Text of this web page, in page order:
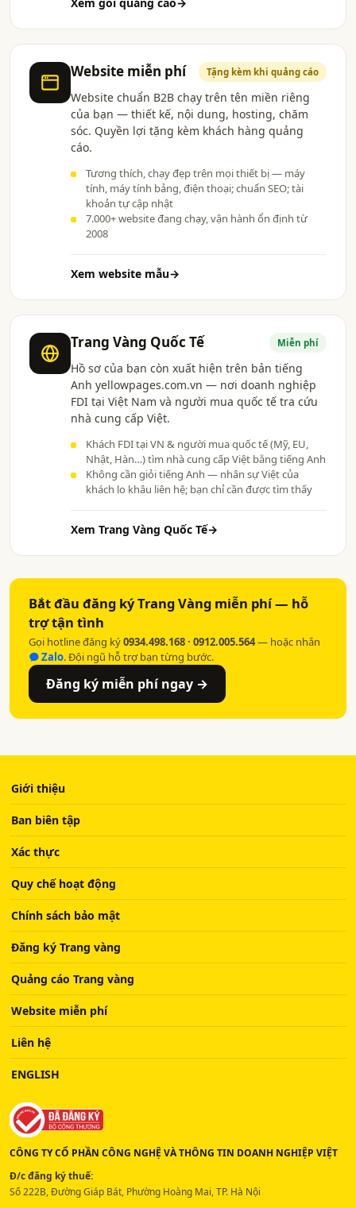
Website miễn phí Tặng kèm khi quảng cáo
Website chuẩn B2B chạy trên tên miền riêng
của bạn — thiết kế, nội dung, hosting, chăm
sóc. Quyền lợi tặng kèm khách hàng quảng
cáo.
Tương thích, chạy đẹp trên mọi thiết bị — máy
tính, máy tính bảng, điện thoại; chuẩn SEO; tài
khoản tự cập nhật
7.000+ website đang chạy, vận hành ổn định từ
2008
Xem website mẫu→
Trang Vàng Quốc Tế Miễn phí
Hồ sơ của bạn còn xuất hiện trên bản tiếng
Anh yellowpages.com.vn — nơi doanh nghiệp
FDI tại Việt Nam và người mua quốc tế tra cứu
nhà cung cấp Việt.
Khách FDI tại VN & người mua quốc tế (Mỹ, EU,
Nhật, Hàn…) tìm nhà cung cấp Việt bằng tiếng Anh
Không cần giỏi tiếng Anh — nhân sự Việt của
khách lo khâu liên hệ; bạn chỉ cần được tìm thấy
Xem Trang Vàng Quốc Tế→
Bắt đầu đăng ký Trang Vàng miễn phí — hỗ
trợ tận tình
Gọi hotline đăng ký0934.498.168 · 0912.005.564— hoặc nhắn
Zalo. Đội ngũ hỗ trợ bạn từng bước.
Đăng ký miễn phí ngay →
Giới thiệu
Ban biên tập
Xác thực
Quy chế hoạt động
Chính sách bảo mật
Đăng ký Trang vàng
Quảng cáo Trang vàng
Website miễn phí
Liên hệ
ENGLISH
CÔNG TY CỔ PHẦN CÔNG NGHỆ VÀ THÔNG TIN DOANH NGHIỆP VIỆT
Đ/c đăng ký thuế:
Số 222B, Đường Giáp Bát, Phường Hoàng Mai, TP. Hà Nội